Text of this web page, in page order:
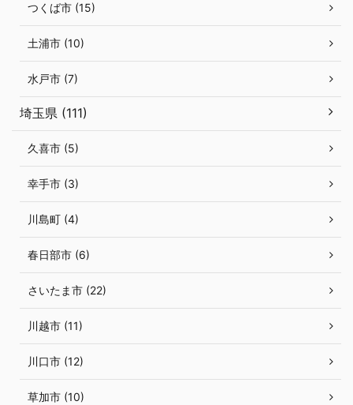
つくば市 (15)
土浦市 (10)
水戸市 (7)
埼玉県 (111)
久喜市 (5)
幸手市 (3)
川島町 (4)
春日部市 (6)
さいたま市 (22)
川越市 (11)
川口市 (12)
草加市 (10)